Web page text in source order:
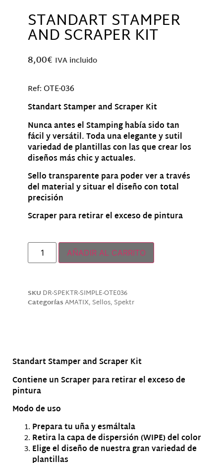
STANDART STAMPER
AND SCRAPER KIT
8,00€ IVA incluido
Ref: OTE-036
Standart Stamper and Scraper Kit
Nunca antes el Stamping había sido tan
fácil y versátil. Toda una elegante y sutil
variedad de plantillas con las que crear los
diseños más chic y actuales.
Sello transparente para poder ver a través
del material y situar el diseño con total
precisión
Scraper para retirar el exceso de pintura
AÑADIR AL CARRITO
SKU DR-SPEKTR-SIMPLE-OTE036
CategoríasAMATIX, Sellos, Spektr
Standart Stamper and Scraper Kit
Contiene un Scraper para retirar el exceso de
pintura
Modo de uso
Prepara tu uña y esmáltala
Retira la capa de dispersión (WIPE) del color
Elige el diseño de nuestra gran variedad de